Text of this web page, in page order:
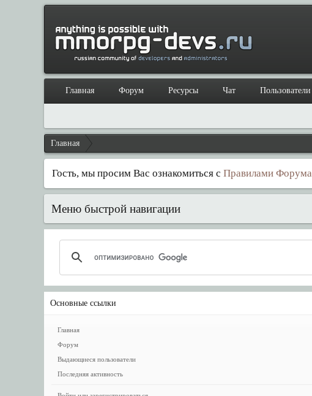
Главная
Гость, мы просим Вас ознакомиться сПравилами Форума
Меню быстрой навигации
Основные ссылки
Главная
Форум
Выдающиеся пользователи
Последняя активность
Главная Форум Ресурсы Чат Пользователи